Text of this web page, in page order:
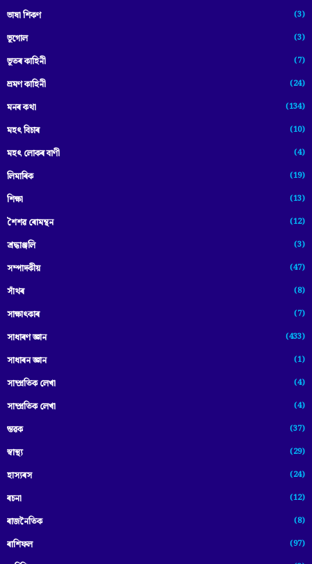
ভাষা শিকণ (3)
ভূগোল (3)
ভূতৰ কাহিনী (7)
ভ্ৰমণ কাহিনী (24)
মনৰ কথা (134)
মহৎ বিচাৰ (10)
মহৎ লোকৰ বাণী (4)
লিমাৰিক (19)
শিক্ষা (13)
শৈশৱ ৰোমন্থন (12)
শ্ৰদ্ধাঞ্জলি (3)
সম্পাদকীয় (47)
সাঁথৰ (8)
সাক্ষাৎকাৰ (7)
সাধাৰণ জ্ঞান (433)
সাধাৰন জ্ঞান (1)
সাম্প্রতিক লেখা (4)
সাম্প্ৰতিক লেখা (4)
স্তৱক (37)
স্বাস্থ্য (29)
হাস্যৰস (24)
ৰচনা (12)
ৰাজনৈতিক (8)
ৰাশিফল (97)